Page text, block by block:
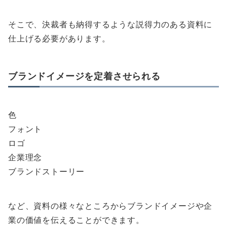
そこで、決裁者も納得するような説得力のある資料に
仕上げる必要があります。
ブランドイメージを定着させられる
色
フォント
ロゴ
企業理念
ブランドストーリー
など、資料の様々なところからブランドイメージや企
業の価値を伝えることができます。